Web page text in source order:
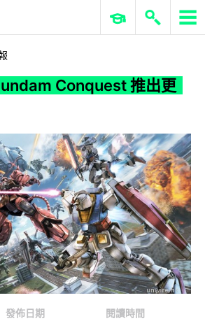
ERP 與商業 AI
Conquest 推出更
發佈日期
閱讀時間